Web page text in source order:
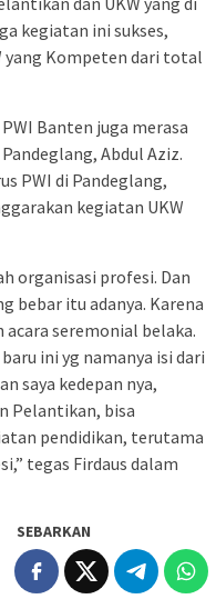
kegiatan ini sukses,
yang Kompeten dari total
Banten juga merasa
Abdul Aziz.
PWI di Pandeglang,
kegiatan UKW
organisasi profesi. Dan
bebar itu adanya. Karena
seremonial belaka.
ini yg namanya isi dari
saya kedepan nya,
Pelantikan, bisa
pendidikan, terutama
tegas Firdaus dalam
SEBARKAN